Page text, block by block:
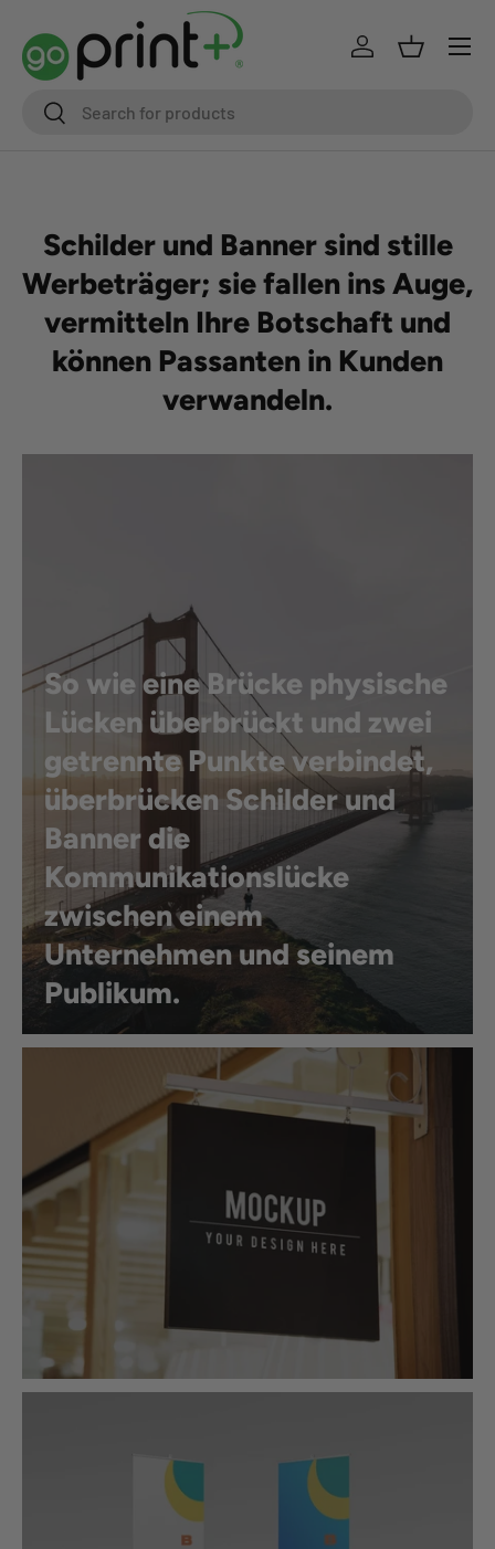
Direkt zum Inhalt
Suchen
Suchen
Einloggen
Schilder und Banner sind stille
Werbeträger; sie fallen ins Auge,
vermitteln Ihre Botschaft und
können Passanten in Kunden
verwandeln.
So wie eine Brücke physische
Lücken überbrückt und zwei
getrennte Punkte verbindet,
überbrücken Schilder und
Banner die
Kommunikationslücke
zwischen einem
Unternehmen und seinem
Publikum.